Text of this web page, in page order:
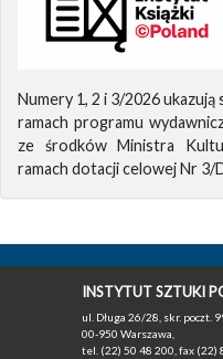
Numery 1, 2 i 3/2026
ramach programu
ze środków Ministra
ramach dotacji celowej Nr 3/
INSTYTUT SZTUKI
ul. Długa 26/28, skr. poczt.
00-950 Warszawa,
tel. (22) 50 48 200, fax (22)